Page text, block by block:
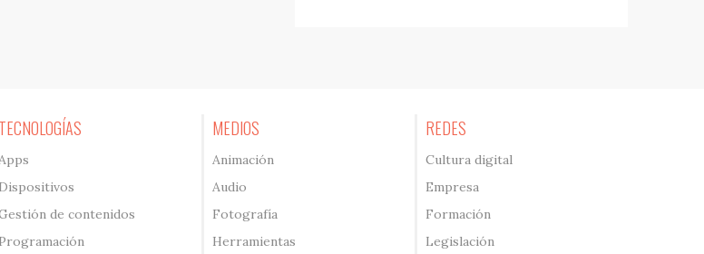
TECNOLOGÍAS
Dispositivos
de contenidos
Programación
MEDIOS
Animación
Audio
Fotografía
Herramientas
REDES
Cultura digital
Empresa
Formación
Legislación